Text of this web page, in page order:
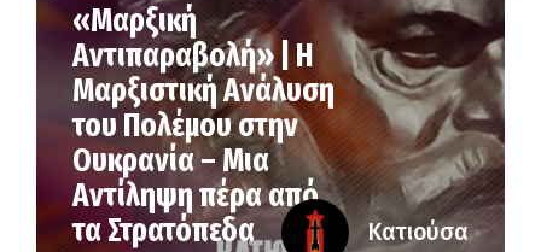
«Μαρξική
Αντιπαραβολή» | Η
Μαρξιστική Ανάλυση
του Πολέμου στην
Ουκρανία – Μια
Αντίληψη πέρα από
τα Στρατόπεδα
Κατιούσα